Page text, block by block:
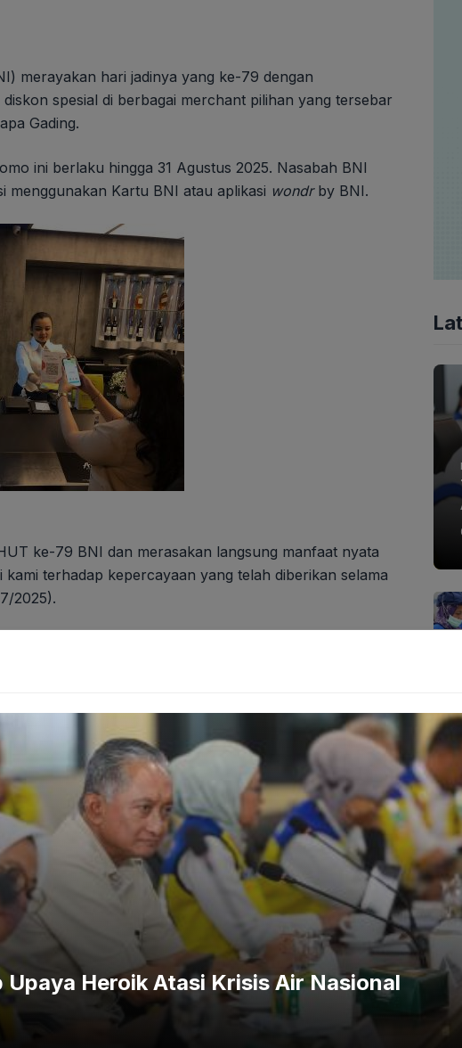
merayakan hari jadinya yang ke-79 dengan
spesial di berbagai merchant pilihan yang tersebar
Gading.
ini berlaku hingga 31 Agustus 2025. Nasabah BNI
menggunakan Kartu BNI atau aplikasi wondrby BNI.
ke-79 BNI dan merasakan langsung manfaat nyata
terhadap kepercayaan yang telah diberikan selama
2025).
Jangan Sampai Keracunan Ini Aturan Baru
dalam program ini. Di kawasan PIK, nasabah bisa
Mercon Bu Prih. Sementara di Bintaro, tersedia
Buah BSD.
Bar Italiano, Uncle Z, dan Oyster Dealer Ashta.
Wiro Sableng Garden, dan Warung Taburai.
Upaya Heroik Atasi Krisis Air Nasional